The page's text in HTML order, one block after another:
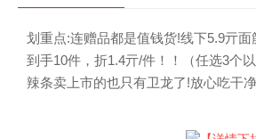
划重点:连赠品都是值钱货!线下5.9亓
到手10件，折1.4亓/件！！（任选3个
辣条卖上市的也只有卫龙了!放心吃干